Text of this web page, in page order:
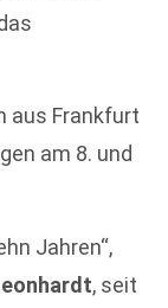
aus Frankfurt
am 8. und
Jahren“,
, seit